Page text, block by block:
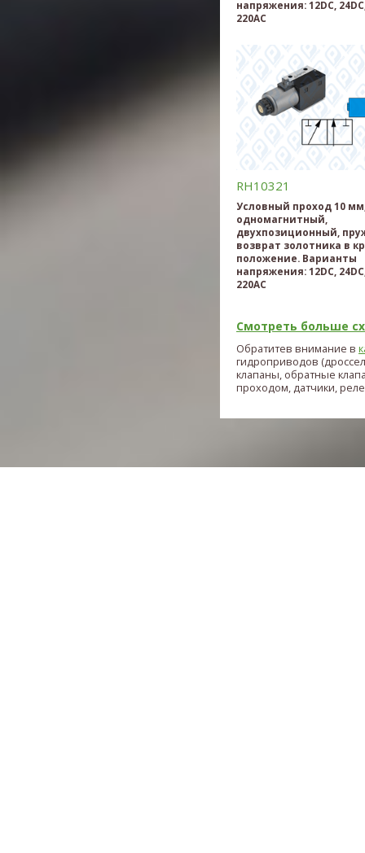
напряжения: 12DC,
220AC
RH10321
Условный проход 10
одномагнитный,
двухпозиционный,
возврат золотника в
положение. Варианты
напряжения: 12DC,
220AC
Смотреть больше
Обратитев внимание в
гидроприводов
клапаны, обратные
проходом, датчики, реле